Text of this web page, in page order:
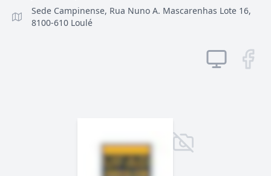
Sede Campinense, Rua Nuno A. Mascarenhas Lote 16,
8100-610 Loulé